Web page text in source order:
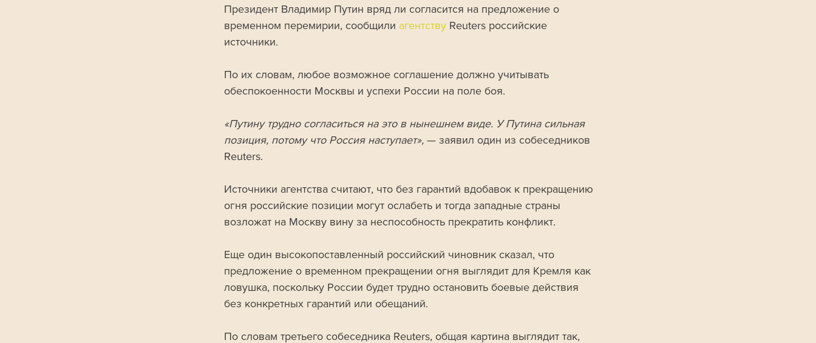
Президент Владимир Путин вряд ли согласится на предложение о
временном перемирии, сообщили агентству Reuters российские
источники.
По их словам, любое возможное соглашение должно учитывать
обеспокоенности Москвы и успехи России на поле боя.
«Путину трудно согласиться на это в нынешнем виде. У Путина сильная
позиция, потому что Россия наступает», — заявил один из собеседников
Reuters.
Источники агентства считают, что без гарантий вдобавок к прекращению
огня российские позиции могут ослабеть и тогда западные страны
возложат на Москву вину за неспособность прекратить конфликт.
Еще один высокопоставленный российский чиновник сказал, что
предложение о временном прекращении огня выглядит для Кремля как
ловушка, поскольку России будет трудно остановить боевые действия
без конкретных гарантий или обещаний.
По словам третьего собеседника Reuters, общая картина выглядит так,